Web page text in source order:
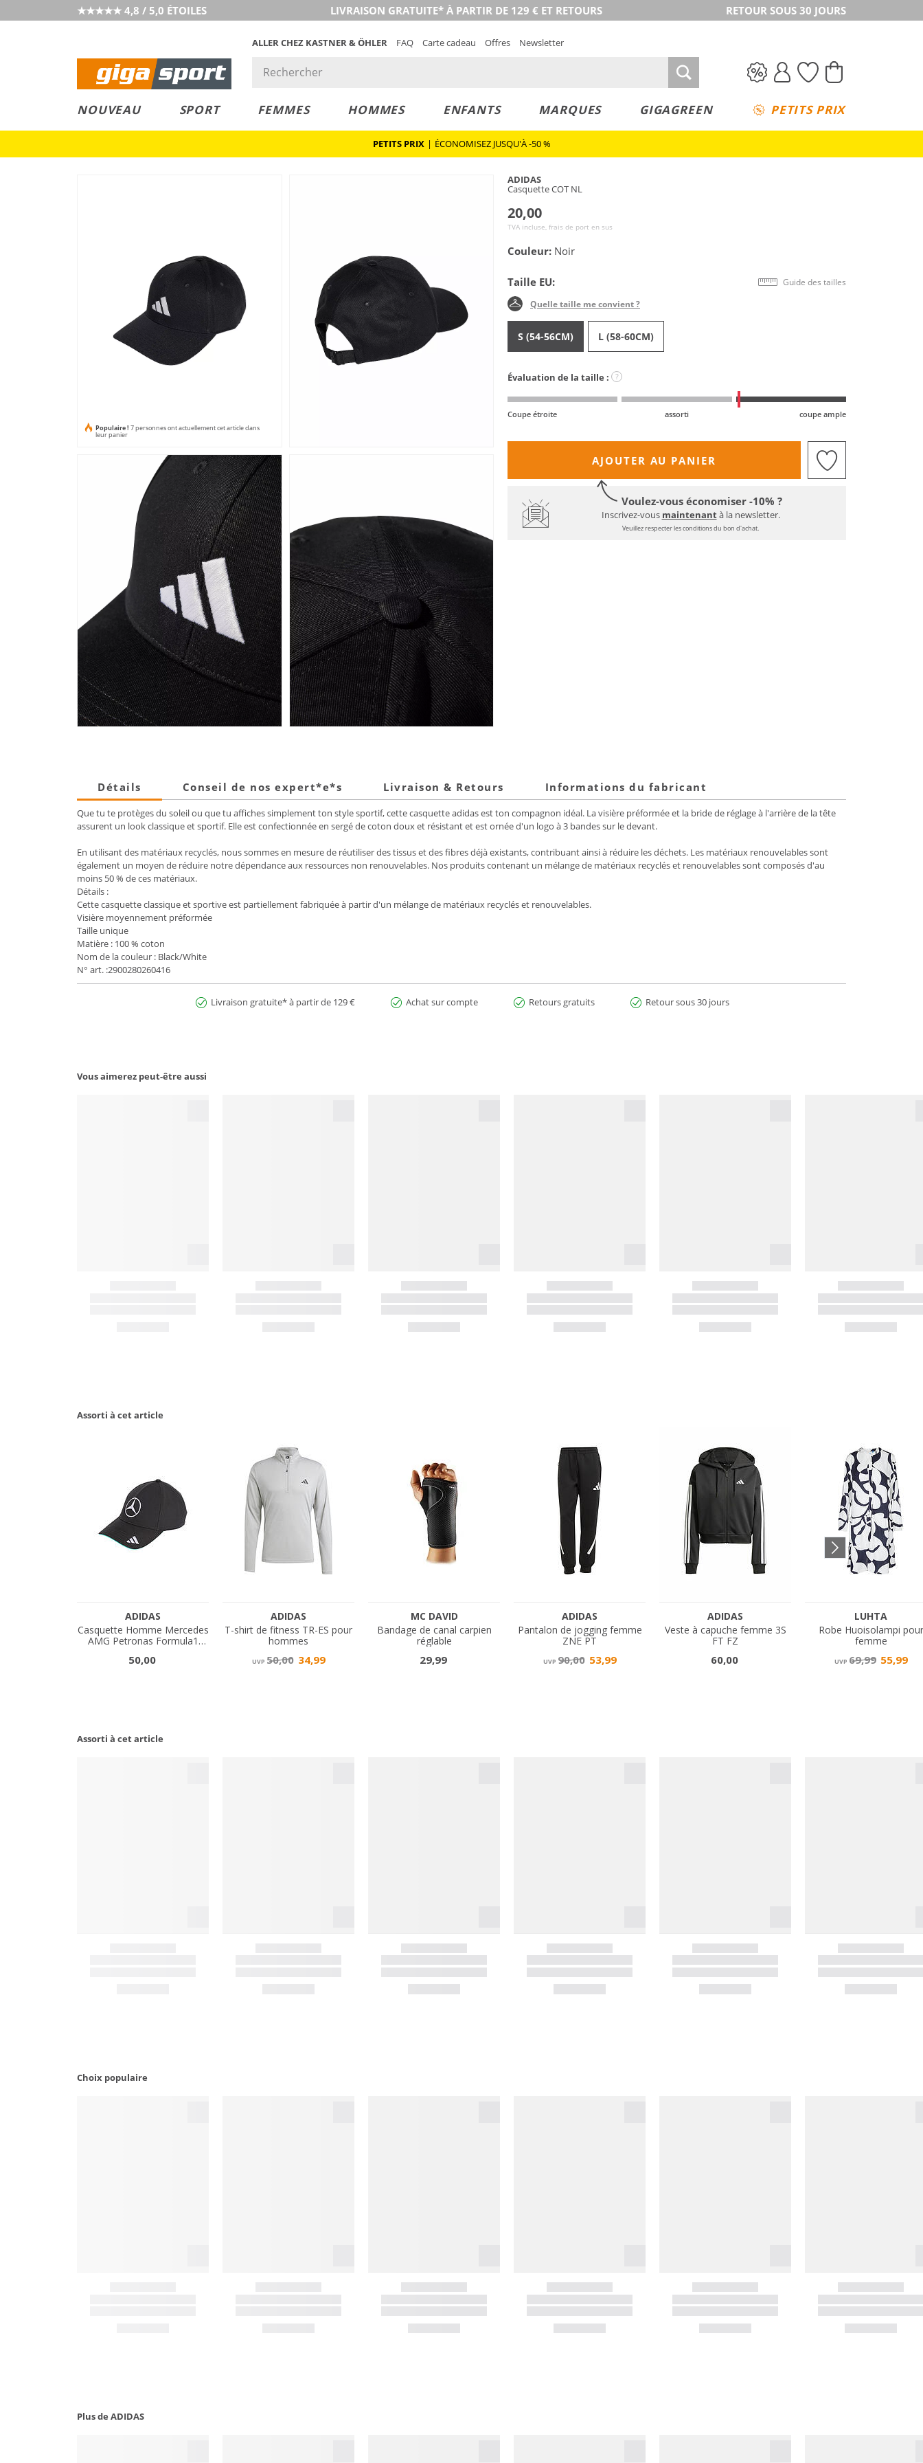
★★★★★ 4,8 / 5,0 ÉTOILES LIVRAISON GRATUITE* À PARTIR DE 129 € ET RETOURS RETOUR SOUS 30 JOURS
ALLER CHEZ KASTNER & ÖHLER FAQ Carte cadeau Offres Newsletter
NOUVEAU SPORT FEMMES HOMMES ENFANTS MARQUES GIGAGREEN PETITS PRIX
PETITS PRIX | ÉCONOMISEZ JUSQU'À -50 %
Populaire ! 7 personnes ont actuellement cet article dans
leur panier
ADIDAS
Casquette COT NL
20,00
TVA incluse, frais de port en sus
Couleur: Noir
Taille EU: Guide des tailles
Quelle taille me convient ?
S (54-56CM) L (58-60CM)
Évaluation de la taille : ?
Coupe étroite assorti coupe ample
AJOUTER AU PANIER
Voulez-vous économiser -10% ?
Inscrivez-vous maintenantà la newsletter.
Veuillez respecter les conditions du bon d'achat.
Détails Conseil de nos expert*e*s Livraison & Retours Informations du fabricant
Que tu te protèges du soleil ou que tu affiches simplement ton style sportif, cette casquette adidas est ton compagnon idéal. La visière préformée et la bride de réglage à l'arrière de la tête
assurent un look classique et sportif. Elle est confectionnée en sergé de coton doux et résistant et est ornée d'un logo à 3 bandes sur le devant.
En utilisant des matériaux recyclés, nous sommes en mesure de réutiliser des tissus et des fibres déjà existants, contribuant ainsi à réduire les déchets. Les matériaux renouvelables sont
également un moyen de réduire notre dépendance aux ressources non renouvelables. Nos produits contenant un mélange de matériaux recyclés et renouvelables sont composés d'au
moins 50 % de ces matériaux.
Détails :
Cette casquette classique et sportive est partiellement fabriquée à partir d'un mélange de matériaux recyclés et renouvelables.
Visière moyennement préformée
Taille unique
Matière : 100 % coton
Nom de la couleur : Black/White
N° art. :2900280260416
Livraison gratuite* à partir de 129 € Achat sur compte Retours gratuits Retour sous 30 jours
Vous aimerez peut-être aussi
Assorti à cet article
Assorti à cet article
Choix populaire
Plus de ADIDAS